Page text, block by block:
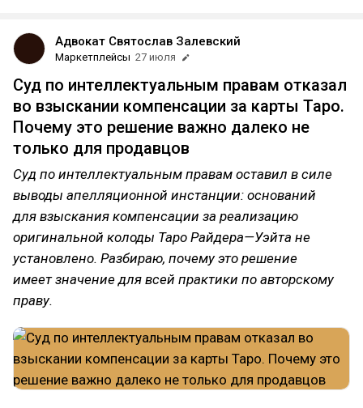
Адвокат Святослав Залевский
Маркетплейсы 27 июля
Суд по интеллектуальным правам отказал
во взыскании компенсации за карты Таро.
Почему это решение важно далеко не
только для продавцов
Суд по интеллектуальным правам оставил в силе
выводы апелляционной инстанции: оснований
для взыскания компенсации за реализацию
оригинальной колоды Таро Райдера—Уэйта не
установлено. Разбираю, почему это решение
имеет значение для всей практики по авторскому
праву.